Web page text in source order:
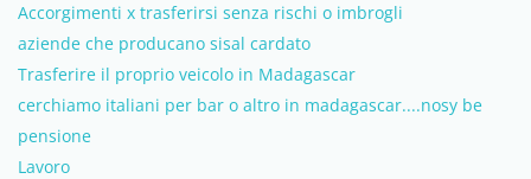
Accorgimenti x trasferirsi senza rischi o imbrogli
aziende che producano sisal cardato
Trasferire il proprio veicolo in Madagascar
cerchiamo italiani per bar o altro in madagascar....nosy be
pensione
Lavoro